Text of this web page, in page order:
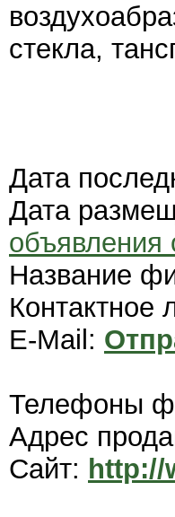
стекла,
Дата
Дата
Название
Контактное
E-Mail:
Телефоны
Адрес
Сайт: